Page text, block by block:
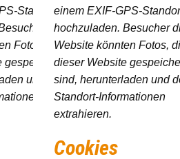
Standort
dieser
Fotos, die auf
gespeichert
und deren
einem EXIF-GPS-
hochzuladen. Besucher
Website könnten Fotos,
dieser Website
sind, herunterladen und
Standort-Informationen
extrahieren.
Cookies